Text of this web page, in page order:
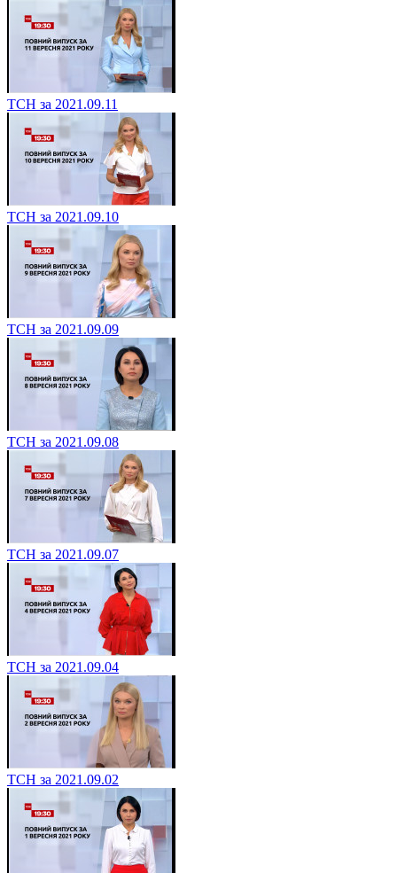
ТСН за 2021.09.11
ТСН за 2021.09.10
ТСН за 2021.09.09
ТСН за 2021.09.08
ТСН за 2021.09.07
ТСН за 2021.09.04
ТСН за 2021.09.02